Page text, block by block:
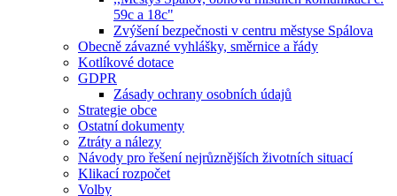
59c a 18c"
Zvýšení bezpečnosti v centru městyse Spálova
Obecně závazné vyhlášky, směrnice a řády
Kotlíkové dotace
GDPR
Zásady ochrany osobních údajů
Strategie obce
Ostatní dokumenty
Ztráty a nálezy
Návody pro řešení nejrůznějších životních situací
Klikací rozpočet
Volby